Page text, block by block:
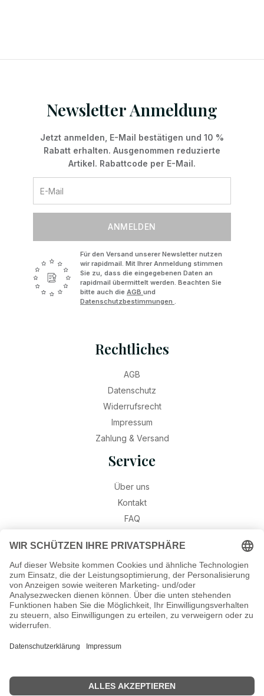
Newsletter Anmeldung
Jetzt anmelden, E-Mail bestätigen und 10 %
Rabatt erhalten. Ausgenommen reduzierte
Artikel. Rabattcode per E-Mail.
ANMELDEN
Für den Versand unserer Newsletter nutzen
wir rapidmail. Mit Ihrer Anmeldung stimmen
Sie zu, dass die eingegebenen Daten an
rapidmail übermittelt werden. Beachten Sie
bitte auch die AGB und
Datenschutzbestimmungen
Rechtliches
AGB
Datenschutz
Widerrufsrecht
Impressum
Zahlung & Versand
Service
Über uns
Kontakt
FAQ
Widerruf
Ratgeber
Geburtssteine
Gravur – Schriften & Hinweise
©2026 Munich Jewels® - alle Rechte vorbehalten.